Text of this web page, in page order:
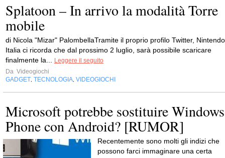
Splatoon – In arrivo la modalità Torre
mobile
di Nicola "Mizar" PalombellaTramite il proprio profilo Twitter, Nintendo
Italia ci ricorda che dal prossimo 2 luglio, sarà possibile scaricare
finalmente la...
Leggere il seguito
Da Videogiochi
GADGET TECNOLOGIA VIDEOGIOCHI
Microsoft potrebbe sostituire Windows
Phone con Android? [RUMOR]
Recentemente sono molti gli indizi che
possono farci immaginare una certa